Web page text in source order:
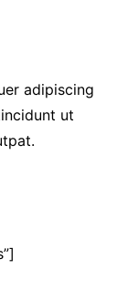
adipiscing
ut